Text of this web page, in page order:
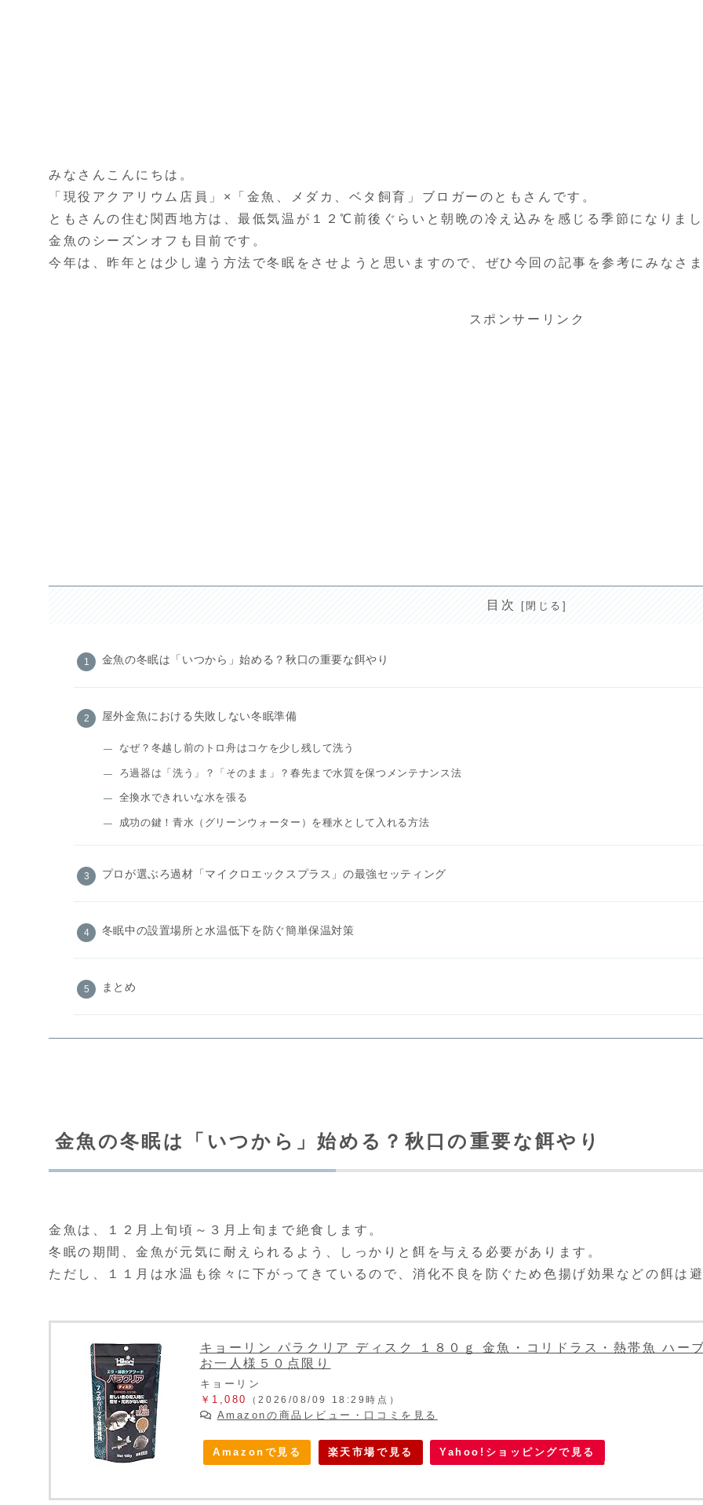
みなさんこんにちは。
「現役アクアリウム店員」×「金魚、メダカ、ベタ飼育」ブロガーのともさんです。
ともさんの住む関西地方は、最低気温が１２℃前後ぐらいと朝晩の冷え込みを感じる季節になりまし
金魚のシーズンオフも目前です。
今年は、昨年とは少し違う方法で冬眠をさせようと思いますので、ぜひ今回の記事を参考にみなさ
スポンサーリンク
目次
金魚の冬眠は「いつから」始める？秋口の重要な餌やり
屋外金魚における失敗しない冬眠準備
なぜ？冬越し前のトロ舟はコケを少し残して洗う
ろ過器は「洗う」？「そのまま」？春先まで水質を保つメンテナンス法
全換水できれいな水を張る
成功の鍵！青水（グリーンウォーター）を種水として入れる方法
プロが選ぶろ過材「マイクロエックスプラス」の最強セッティング
冬眠中の設置場所と水温低下を防ぐ簡単保温対策
まとめ
金魚の冬眠は「いつから」始める？秋口の重要な餌やり
金魚は、１２月上旬頃～３月上旬まで絶食します。
冬眠の期間、金魚が元気に耐えられるよう、しっかりと餌を与える必要があります。
ただし、１１月は水温も徐々に下がってきているので、消化不良を防ぐため色揚げ効果などの餌は避
キョーリン パラクリア ディスク １８０ｇ 金魚・コリドラス・熱帯魚 ハー
お一人様５０点限り
キョーリン
￥1,080
（2026/08/09 18:29時点）
Amazonの商品レビュー・口コミを見る
Amazonで見る 楽天市場で見る Yahoo!ショッピングで見る